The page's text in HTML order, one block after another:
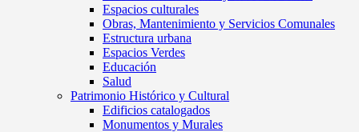
Espacios culturales
Obras, Mantenimiento y Servicios Comunales
Estructura urbana
Espacios Verdes
Educación
Salud
Patrimonio Histórico y Cultural
Edificios catalogados
Monumentos y Murales